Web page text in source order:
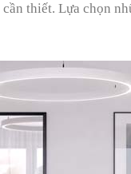
thiết. Lựa chọn